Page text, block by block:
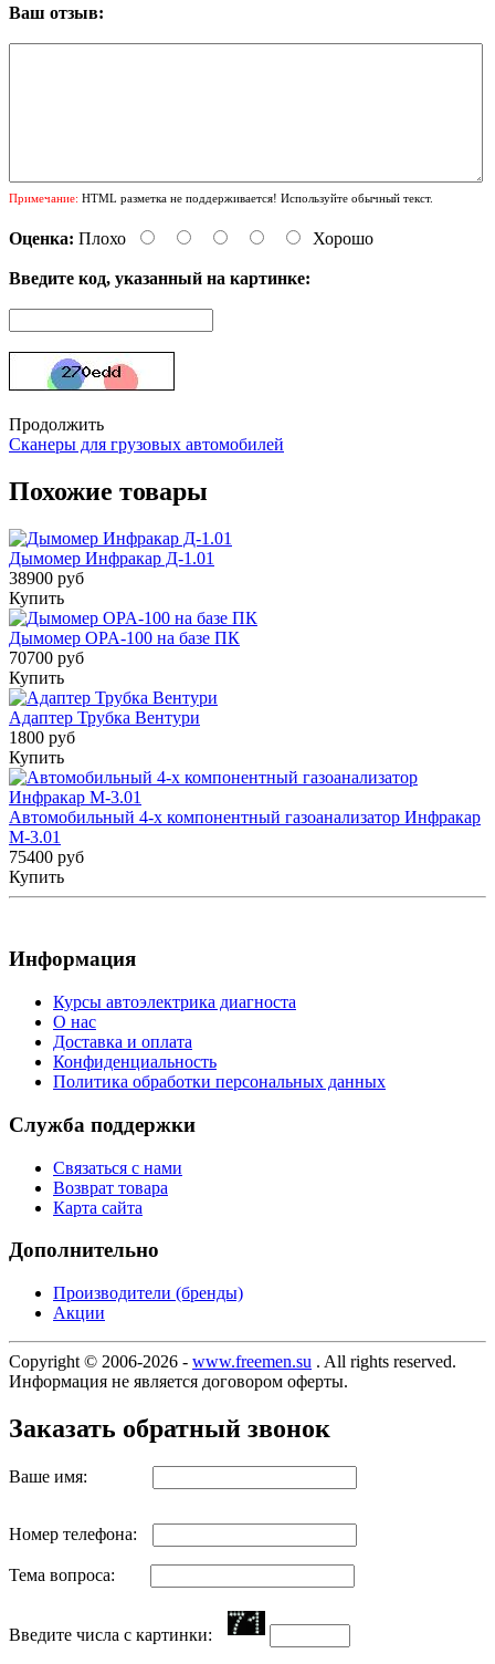
Ваш отзыв:
Примечание: HTML разметка не поддерживается! Используйте обычный текст.
Оценка: Плохо Хорошо
Введите код, указанный на картинке:
Продолжить
Сканеры для грузовых автомобилей
Похожие товары
Дымомер Инфракар Д-1.01
38900 руб
Купить
Дымомер OPA-100 на базе ПК
70700 руб
Купить
Адаптер Трубка Вентури
1800 руб
Купить
Автомобильный 4-х компонентный газоанализатор Инфракар
М-3.01
75400 руб
Купить
Информация
Курсы автоэлектрика диагноста
О нас
Доставка и оплата
Конфиденциальность
Политика обработки персональных данных
Служба поддержки
Связаться с нами
Возврат товара
Карта сайта
Дополнительно
Производители (бренды)
Акции
Copyright © 2006-2026 - www.freemen.su . All rights reserved.
Информация не является договором оферты.
Заказать обратный звонок
Ваше имя:
Номер телефона:
Тема вопроса:
Введите числа с картинки: